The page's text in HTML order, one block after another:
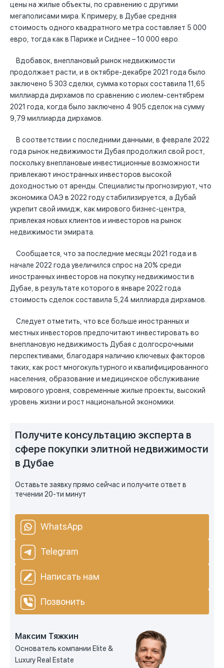
цены на жилые объекты, по сравнению с другими
мегаполисами мира. К примеру, в Дубае средняя
стоимость одного квадратного метра составляет 5 000
евро, тогда как в Париже и Сиднее – 10 000 евро.
Вдобавок, внеплановый рынок недвижимости
продолжает расти, и в октябре-декабре 2021 года было
заключено 5 303 сделки, сумма которых составила 11,65
миллиарда дирхамов по сравнению с июлем-сентябрем
2021 года, когда было заключено 4 905 сделок на сумму
9,79 миллиарда дирхамов.
В соответствии с последними данными, в феврале 2022
года рынок недвижимости Дубая продолжил свой рост,
поскольку внеплановые инвестиционные возможности
привлекают иностранных инвесторов высокой
доходностью от аренды. Специалисты прогнозируют, что
экономика ОАЭ в 2022 году стабилизируется, а Дубай
укрепит свой имидж, как мирового бизнес-центра,
привлекая новых клиентов и инвесторов на рынок
недвижимости эмирата.
Сообщается, что за последние месяцы 2021 года и в
начале 2022 года увеличился спрос на 20% среди
иностранных инвесторов на покупку недвижимости в
Дубае, в результате которого в январе 2022 года
стоимость сделок составила 5,24 миллиарда дирхамов.
Следует отметить, что все больше иностранных и
местных инвесторов предпочитают инвестировать во
внеплановую недвижимость Дубая с долгосрочными
перспективами, благодаря наличию ключевых факторов
таких, как рост многокультурного и квалифицированного
населения, образование и медицинское обслуживание
мирового уровня, современные жилые проекты, высокий
уровень жизни и рост национальной экономики.
Получите консультацию эксперта в
сфере покупки элитной недвижимости
в Дубае
Оставьте заявку прямо сейчас и получите ответ в
течении 20-ти минут
WhatsApp
Telegram
Написать нам
Позвонить
Максим Тяжкин
Основатель компании Elite &
Luxury Real Estate